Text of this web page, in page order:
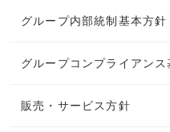
グループ内部統制基本方針
グループコンプライアンス
販売・サービス方針